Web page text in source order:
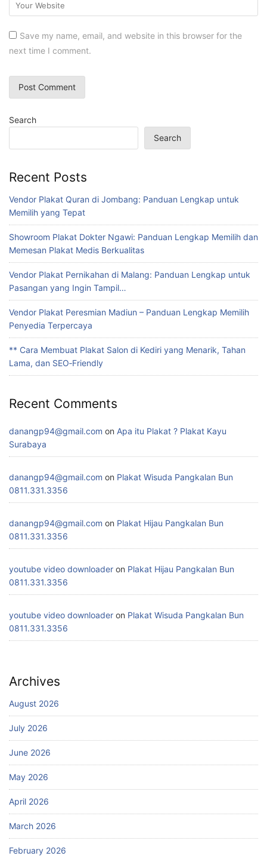
Save my name, email, and website in this browser for the
next time I comment.
Search
Search
Recent Posts
Vendor Plakat Quran di Jombang: Panduan Lengkap untuk
Memilih yang Tepat
Showroom Plakat Dokter Ngawi: Panduan Lengkap Memilih dan
Memesan Plakat Medis Berkualitas
Vendor Plakat Pernikahan di Malang: Panduan Lengkap untuk
Pasangan yang Ingin Tampil…
Vendor Plakat Peresmian Madiun – Panduan Lengkap Memilih
Penyedia Terpercaya
** Cara Membuat Plakat Salon di Kediri yang Menarik, Tahan
Lama, dan SEO‑Friendly
Recent Comments
danangp94@gmail.com on Apa itu Plakat ? Plakat Kayu
Surabaya
danangp94@gmail.com on Plakat Wisuda Pangkalan Bun
0811.331.3356
danangp94@gmail.com on Plakat Hijau Pangkalan Bun
0811.331.3356
youtube video downloader on Plakat Hijau Pangkalan Bun
0811.331.3356
youtube video downloader on Plakat Wisuda Pangkalan Bun
0811.331.3356
Archives
August 2026
July 2026
June 2026
May 2026
April 2026
March 2026
February 2026